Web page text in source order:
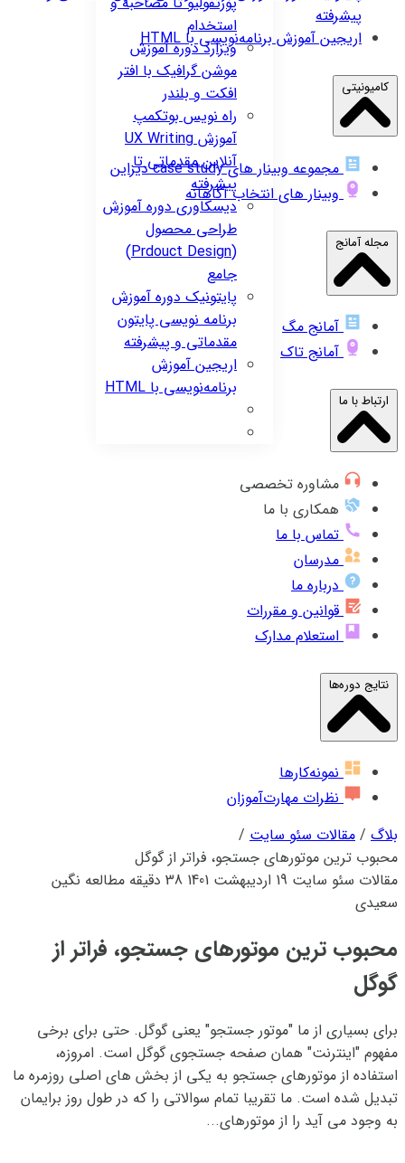
استخدام
ویزارددوره آموزش
موشن گرافیک با افتر
افکت و بلندر
راه نویسبوتکمپ
آموزش UX Writing
آنلاین مقدماتی تا
پیشرفته
دیسکاوریدوره آموزش
طراحی محصول
(Prdouct Design)
جامع
پایتونیکدوره آموزش
برنامه نویسی پایتون
مقدماتی و پیشرفته
اریجینآموزش
برنامه‌نویسی با HTML
پیشرفته
اریجینآموزش برنامه‌نویسی با HTML
کامیونیتی
مجموعه وبینار های case study دیزاین
وبینار های انتخاب آگاهانه
مجله آمانج
آمانج مگ
آمانج تاک
ارتباط با ما
مشاوره تخصصی
همکاری با ما
تماس با ما
مدرسان
درباره ما
قوانین و مقررات
استعلام مدارک
نتایج دوره‌ها
نمونه‌کارها
نظرات مهارت‌آموزان
بلاگ / مقالات سئو سایت /
محبوب ترین موتورهای جستجو، فراتر از گوگل
مقالات سئو سایت 19 اردیبهشت 1401 38 دقیقه مطالعه
نگین
سعیدی
محبوب ترین موتورهای جستجو، فراتر از
گوگل
برای بسیاری از ما "موتور جستجو" یعنی گوگل. حتی برای برخی
مفهوم "اینترنت" همان صفحه جستجوی گوگل است. امروزه،
استفاده از موتورهای جستجو به یکی از بخش های اصلی روزمره ما
تبدیل شده است. ما تقریبا تمام سوالاتی را که در طول روز برایمان
به وجود می آید را از موتورهای...